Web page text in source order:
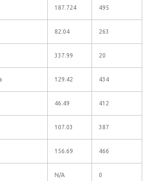
187.724 495
82.04 263
337.99 20
129.42 434
46.49 412
107.03 387
156.69 466
N/A 0